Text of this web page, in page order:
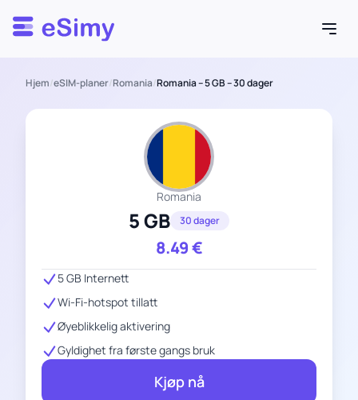
Esimy
Hjem/eSIM-planer/Romania/Romania – 5 GB – 30 dager
Romania
5 GB 30 dager
8.49€
5 GB Internett
Wi-Fi-hotspot tillatt
Øyeblikkelig aktivering
Gyldighet fra første gangs bruk
Kjøp nå